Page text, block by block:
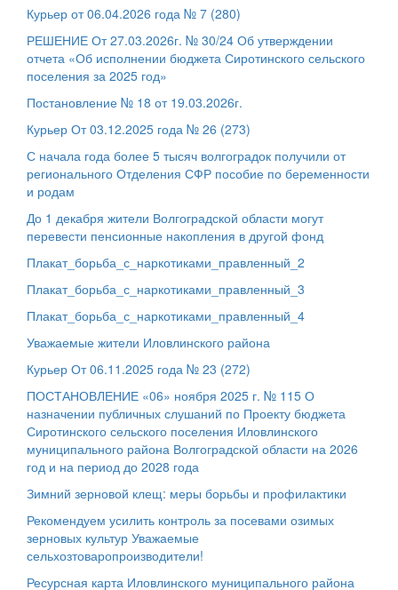
Курьер от 06.04.2026 года № 7 (280)
РЕШЕНИЕ От 27.03.2026г. № 30/24 Об утверждении
отчета «Об исполнении бюджета Сиротинского сельского
поселения за 2025 год»
Постановление № 18 от 19.03.2026г.
Курьер От 03.12.2025 года № 26 (273)
С начала года более 5 тысяч волгоградок получили от
регионального Отделения СФР пособие по беременности
и родам
До 1 декабря жители Волгоградской области могут
перевести пенсионные накопления в другой фонд
Плакат_борьба_с_наркотиками_правленный_2
Плакат_борьба_с_наркотиками_правленный_3
Плакат_борьба_с_наркотиками_правленный_4
Уважаемые жители Иловлинского района
Курьер От 06.11.2025 года № 23 (272)
ПОСТАНОВЛЕНИЕ «06» ноября 2025 г. № 115 О
назначении публичных слушаний по Проекту бюджета
Сиротинского сельского поселения Иловлинского
муниципального района Волгоградской области на 2026
год и на период до 2028 года
Зимний зерновой клещ: меры борьбы и профилактики
Рекомендуем усилить контроль за посевами озимых
зерновых культур Уважаемые
сельхозтоваропроизводители!
Ресурсная карта Иловлинского муниципального района